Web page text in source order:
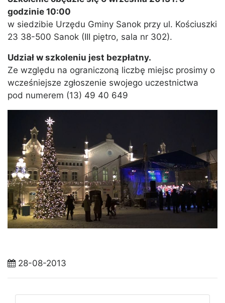
godzinie 10:00
w siedzibie Urzędu Gminy Sanok przy ul. Kościuszki
23 38-500 Sanok (III piętro, sala nr 302).
Udział w szkoleniu jest bezpłatny.
Ze względu na ograniczoną liczbę miejsc prosimy o
wcześniejsze zgłoszenie swojego uczestnictwa
pod numerem (13) 49 40 649
28-08-2013